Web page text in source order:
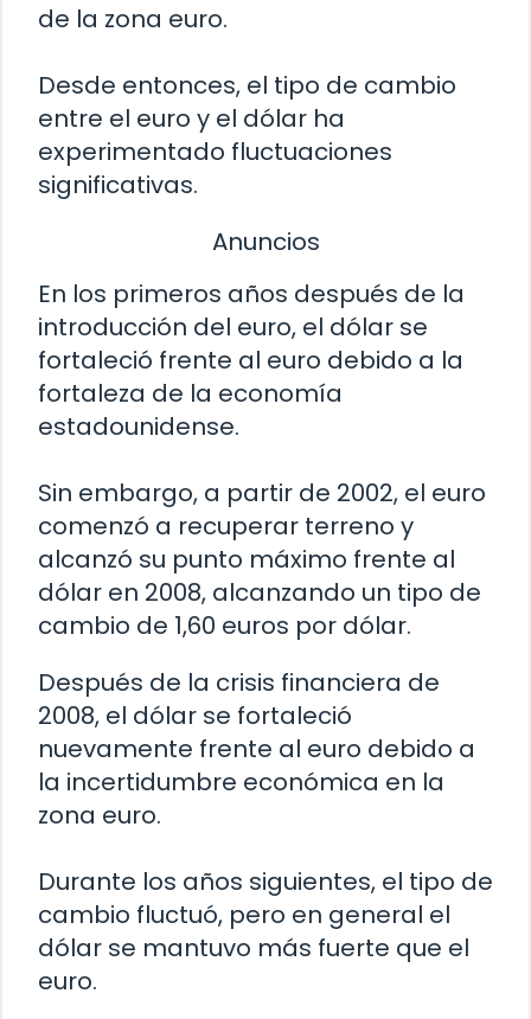
de la zona euro.
Desde entonces, el tipo de cambio
entre el euro y el dólar ha
experimentado fluctuaciones
significativas.
Anuncios
En los primeros años después de la
introducción del euro, el dólar se
fortaleció frente al euro debido a la
fortaleza de la economía
estadounidense.
Sin embargo, a partir de 2002, el euro
comenzó a recuperar terreno y
alcanzó su punto máximo frente al
dólar en 2008, alcanzando un tipo de
cambio de 1,60 euros por dólar.
Después de la crisis financiera de
2008, el dólar se fortaleció
nuevamente frente al euro debido a
la incertidumbre económica en la
zona euro.
Durante los años siguientes, el tipo de
cambio fluctuó, pero en general el
dólar se mantuvo más fuerte que el
euro.